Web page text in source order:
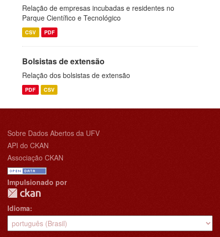
Relação de empresas incubadas e residentes no
Parque Científico e Tecnológico
CSV PDF
Bolsistas de extensão
Relação dos bolsistas de extensão
PDF CSV
Sobre Dados Abertos da UFV
API do CKAN
Associação CKAN
Impulsionado por
Idioma